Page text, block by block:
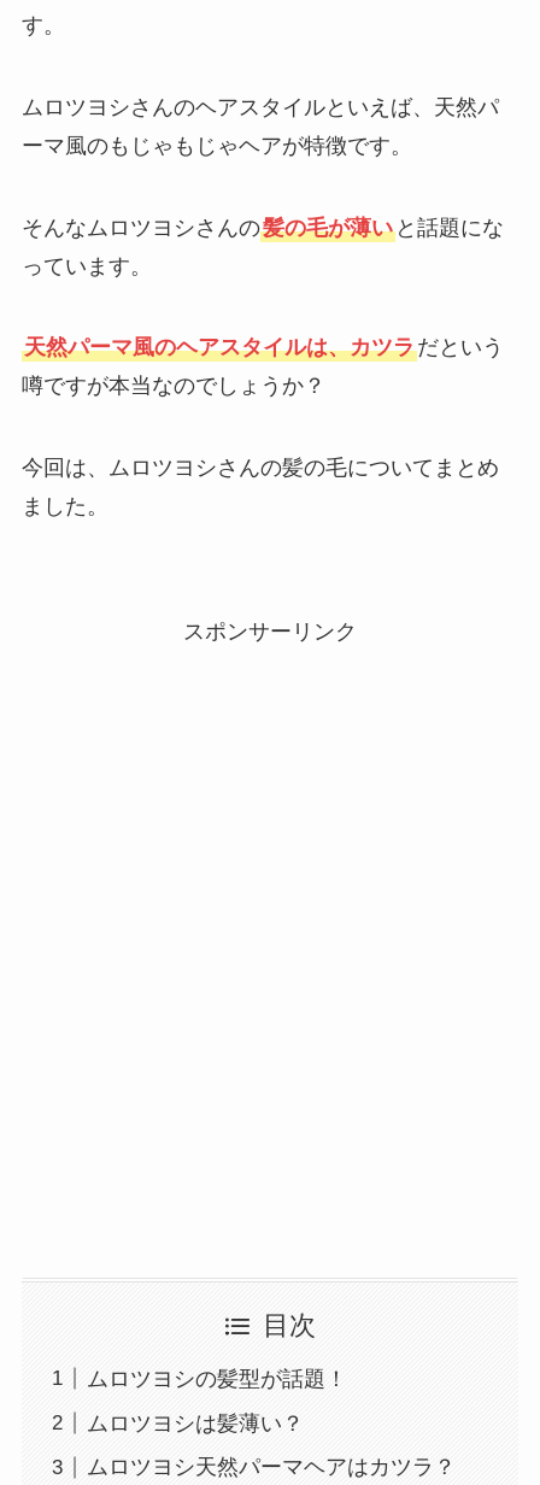
す。
ムロツヨシさんのヘアスタイルといえば、天然パ
ーマ風のもじゃもじゃヘアが特徴です。
そんなムロツヨシさんの髪の毛が薄いと話題にな
っています。
天然パーマ風のヘアスタイルは、カツラだという
噂ですが本当なのでしょうか？
今回は、ムロツヨシさんの髪の毛についてまとめ
ました。
スポンサーリンク
目次
ムロツヨシの髪型が話題！
ムロツヨシは髪薄い？
ムロツヨシ天然パーマヘアはカツラ？